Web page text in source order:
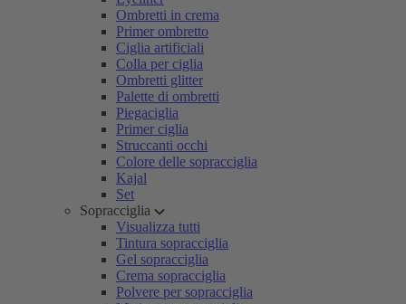
Ombretti in crema
Primer ombretto
Ciglia artificiali
Colla per ciglia
Ombretti glitter
Palette di ombretti
Piegaciglia
Primer ciglia
Struccanti occhi
Colore delle sopracciglia
Kajal
Set
Sopracciglia
Visualizza tutti
Tintura sopracciglia
Gel sopracciglia
Crema sopracciglia
Polvere per sopracciglia